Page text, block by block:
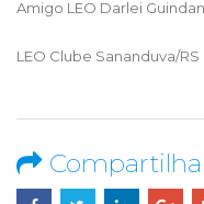
Amigo LEO Darlei
LEO Clube Sananduva/RS